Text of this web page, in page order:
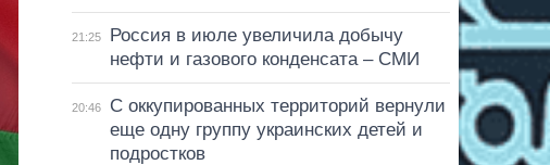
21:25
Россия в июле увеличила добычу
нефти и газового конденсата – СМИ
20:46
С оккупированных территорий вернули
еще одну группу украинских детей и
подростков